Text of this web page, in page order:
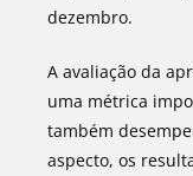
dezembro.
A avaliação da
uma métrica
também
aspecto, os